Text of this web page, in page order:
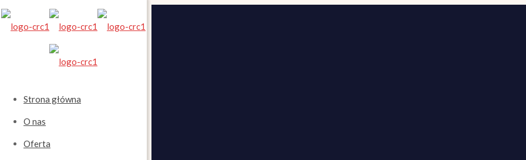
Strona główna
O nas
Oferta